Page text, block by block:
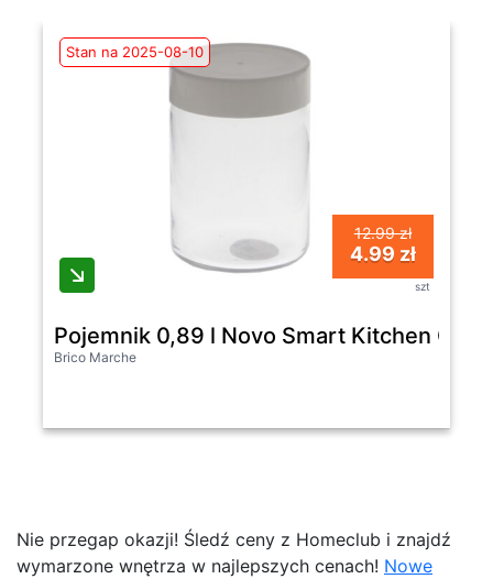
Stan na 2025-08-10
12.99 zł
4.99 zł
szt
Pojemnik 0,89 l Novo Smart Kitchen
Brico Marche
Nie przegap okazji! Śledź ceny z Homeclub i znajdź
wymarzone wnętrza w najlepszych cenach! Nowe